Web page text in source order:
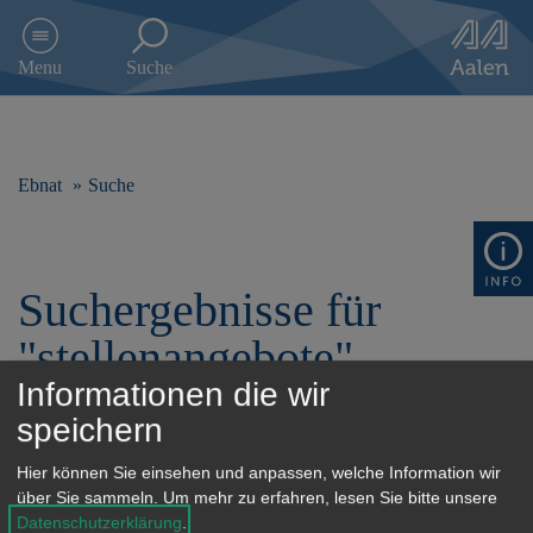
e
p
n
Menu Suche
Ebnat Suche
Suchergebnisse für
"stellenangebote"
Filterung
Informationen die wir
speichern
Hier können Sie einsehen und anpassen, welche Information wir
über Sie sammeln.
Um mehr zu erfahren, lesen Sie bitte unsere
Datenschutzerklärung